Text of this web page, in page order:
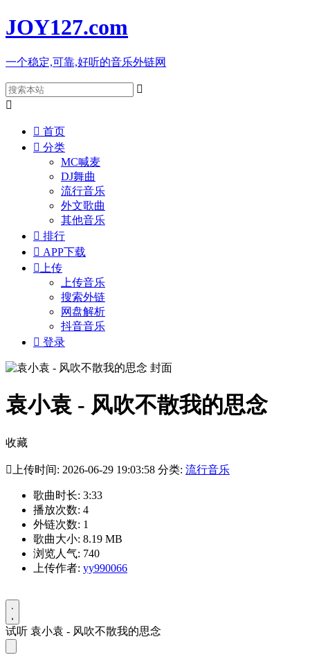
JOY127.com
一个稳定,可靠,好听的音乐外链网


 首页
 分类
MC喊麦
DJ舞曲
流行音乐
外文歌曲
其他音乐
 排行
 APP下载
 上传
上传音乐
搜索外链
网盘解析
抖音音乐
 登录
袁小袁 - 风吹不散我的思念
收藏
 上传时间: 2026-06-29 19:03:58 分类: 流行音乐
歌曲时长: 3:33
播放次数: 4
外链次数: 1
歌曲大小: 8.19 MB
浏览人气: 740
上传作者: yy990066
试听 袁小袁 - 风吹不散我的思念